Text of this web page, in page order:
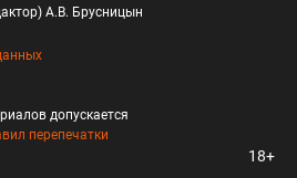
А.В. Брусницын
допускается
перепечатки
18+